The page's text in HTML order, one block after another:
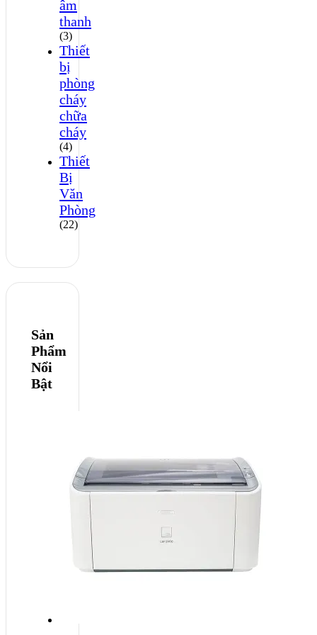
âm
thanh
(3)
Thiết
bị
phòng
cháy
chữa
cháy
(4)
Thiết
Bị
Văn
Phòng
(22)
Sản
Phẩm
Nổi
Bật